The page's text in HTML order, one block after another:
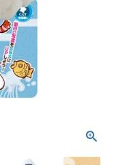
会員登録